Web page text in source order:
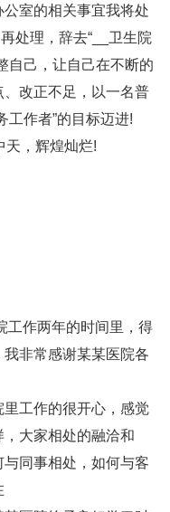
室的相关事宜我将处
处理，辞去“__卫生院
自己，让自己在不断的
改正不足，以一名普
工作者”的目标迈进!
天，辉煌灿烂!
工作两年的时间里，得
非常感谢某某医院各
工作的很开心，感觉
大家相处的融洽和
同事相处，如何与客